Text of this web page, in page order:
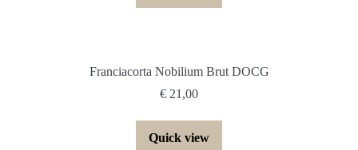
Franciacorta Nobilium Brut DOCG
€ 21,00
Quick view